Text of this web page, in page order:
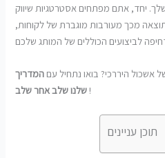
יחד, אתם מפתחים אסטרטגיות שיווק
מכך מעורבות מוגברת של לקוחות,
היררכי? בואו נתחיל עם המדריך
שלנו שלב אחר שלב !
תוכן עניינים